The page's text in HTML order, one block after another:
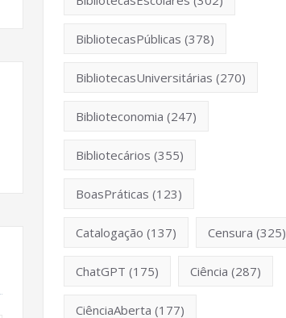
BibliotecasPúblicas (378)
BibliotecasUniversitárias (270)
Biblioteconomia (247)
Bibliotecários (355)
BoasPráticas (123)
Catalogação (137) Censura (325)
ChatGPT (175) Ciência (287)
CiênciaAberta (177)